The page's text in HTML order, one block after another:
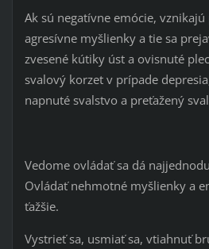
Ak sú negatívne emócie,
agresívne myšlienky a tie sa
zvesené kútiky úst a ovisnuté
svalový korzet v prípade
napnuté svalstvo a preťažený
Vedome ovládať sa dá
Ovládať nehmotné myšlienky a
ťažšie.
Vystrieť sa, usmiať sa, vtiahnuť